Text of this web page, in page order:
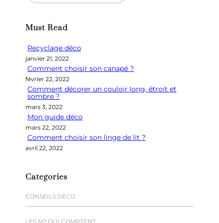
e
c
h
e
Must Read
Recyclage déco
janvier 21, 2022
Comment choisir son canapé ?
février 22, 2022
Comment décorer un couloir long, étroit et
sombre ?
mars 3, 2022
Mon guide déco
mars 22, 2022
Comment choisir son linge de lit ?
avril 22, 2022
Categories
CONSEILS DÉCO
LES M2 QUI COMPTENT